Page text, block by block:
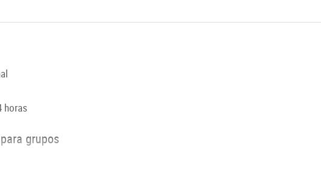
horas
grupos
/ IMLAUER Sky Restaurant 100